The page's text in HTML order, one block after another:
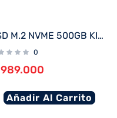
SSD M.2 NVME 500GB KINGSTON SNV3S/500G 5000/3000MB/S PCIE 4.0
0
989.000
Añadir Al Carrito